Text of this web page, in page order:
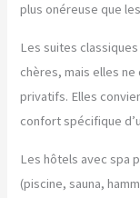
plus onéreuse que
Les suites
chères, mais elles
privatifs. Elles
confort spécifique
Les hôtels avec spa
(piscine, sauna,